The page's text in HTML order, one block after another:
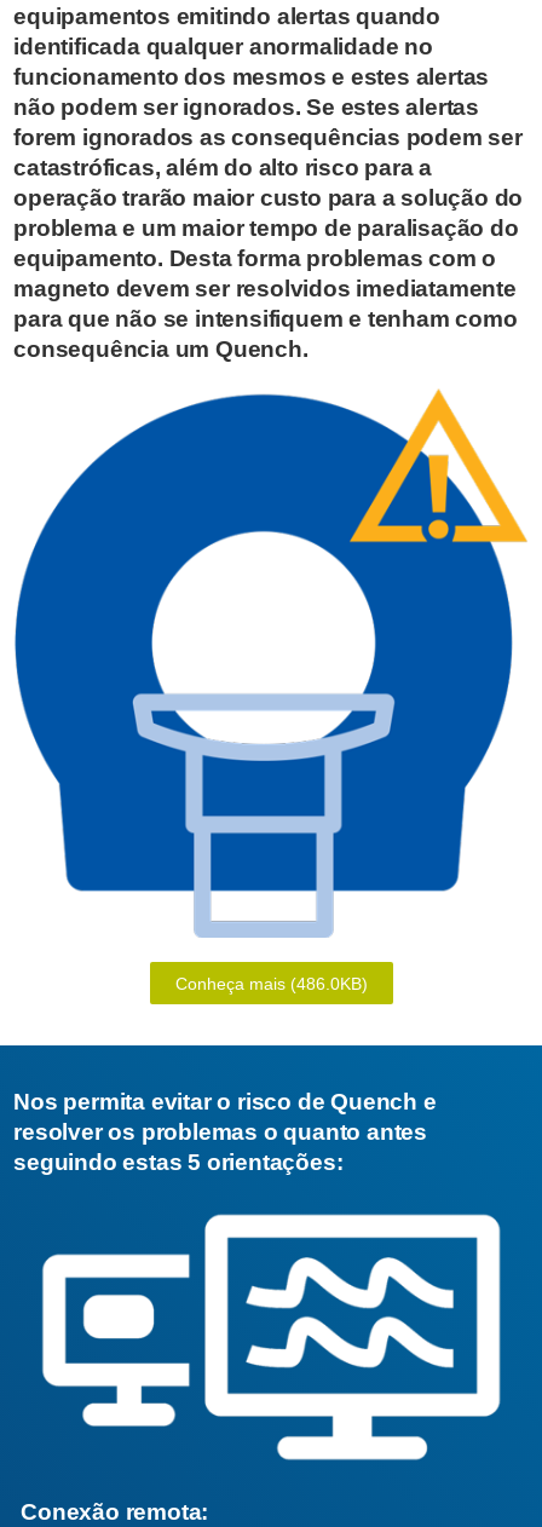
equipamentos emitindo alertas quando
identificada qualquer anormalidade no
funcionamento dos mesmos e estes alertas
não podem ser ignorados. Se estes alertas
forem ignorados as consequências podem ser
catastróficas, além do alto risco para a
operação trarão maior custo para a solução do
problema e um maior tempo de paralisação do
equipamento. Desta forma problemas com o
magneto devem ser resolvidos imediatamente
para que não se intensifiquem e tenham como
consequência um Quench.
Conheça mais (486.0KB)
Nos permita evitar o risco de Quench e
resolver os problemas o quanto antes
seguindo estas 5 orientações:
Conexão remota: